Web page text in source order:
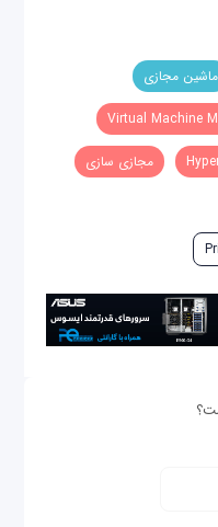
ماشین مجازی
Virtual Machine
مجازی سازی